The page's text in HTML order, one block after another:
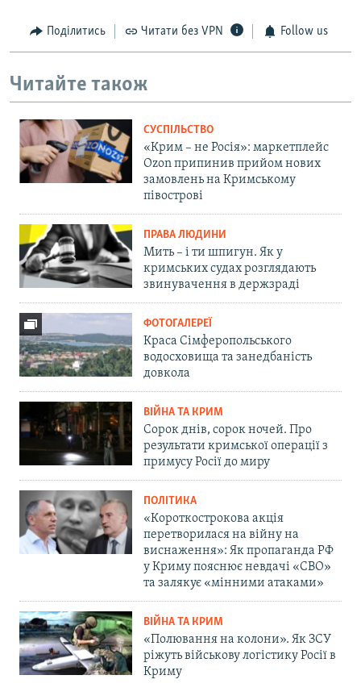
Поділитись Читати без VPN Follow us
Читайте також
СУСПІЛЬСТВО
«Крим – не Росія»: маркетплейс
Ozon припинив прийом нових
замовлень на Кримському
півострові
ПРАВА ЛЮДИНИ
Мить – і ти шпигун. Як у
кримських судах розглядають
звинувачення в держзраді
ФОТОГАЛЕРЕЇ
Краса Сімферопольського
водосховища та занедбаність
довкола
ВІЙНА ТА КРИМ
Сорок днів, сорок ночей. Про
результати кримської операції з
примусу Росії до миру
ПОЛІТИКА
«Короткострокова акція
перетворилася на війну на
виснаження»: Як пропаганда РФ
у Криму пояснює невдачі «СВО»
та залякує «мінними атаками»
ВІЙНА ТА КРИМ
«Полювання на колони». Як ЗСУ
ріжуть військову логістику Росії в
Криму